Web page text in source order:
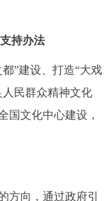
日本語
持办法
”建设、打造“大戏
民群众精神文化
国文化中心建设，
向，通过政府引